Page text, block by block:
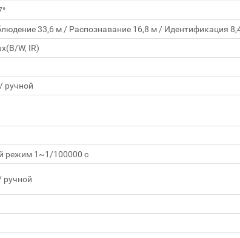
33,6 м / Распознавание 16,8 м / Идентификация
W, IR)
ручной
режим 1~1/100000 с
ручной